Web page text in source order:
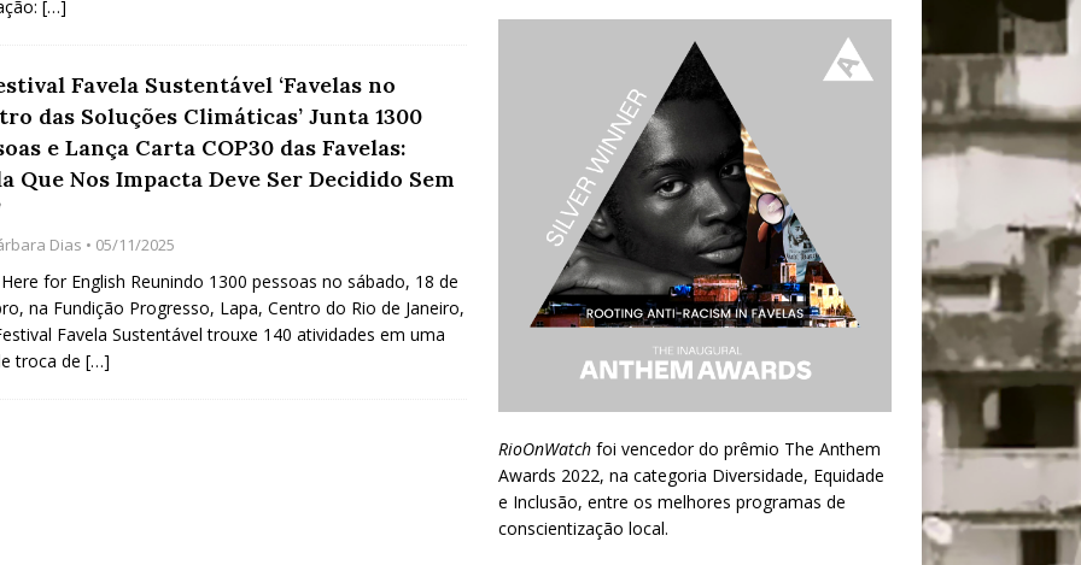
[…]
Favela Sustentável ‘Favelas no
das Soluções Climáticas’ Junta 1300
e Lança Carta COP30 das Favelas:
Que Nos Impacta Deve Ser Decidido Sem
Dias • 05/11/2025
for English Reunindo 1300 pessoas no sábado, 18 de
na Fundição Progresso, Lapa, Centro do Rio de Janeiro,
Favela Sustentável trouxe 140 atividades em uma
troca de […]
RioOnWatchfoi vencedor do prêmio The Anthem
Awards 2022, na categoria Diversidade, Equidade
e Inclusão, entre os melhores programas de
conscientização local.